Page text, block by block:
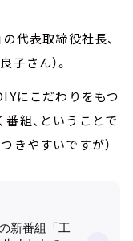
代表取締役社長、
さん）。
にこだわりをもつ
組、ということで
きやすいですが）